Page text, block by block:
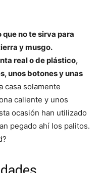
que no te sirva para
y musgo.
real o de plástico,
unos botones y unas
casa solamente
caliente y unos
ocasión han utilizado
pegado ahí los palitos.